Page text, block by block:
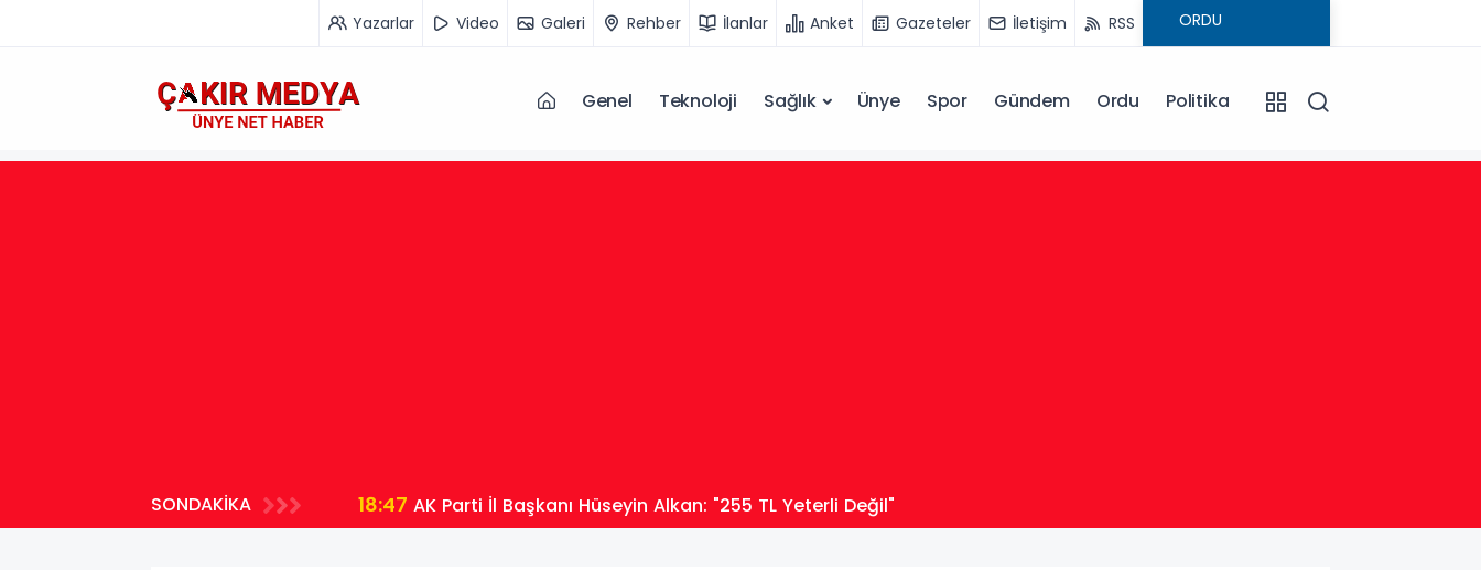
Yazarlar Video Galeri Rehber İlanlar Anket Gazeteler İletişim RSS
Genel Teknoloji Sağlık Ünye Spor Gündem Ordu Politika
SONDAKİKA 18:47 AK Parti İl Başkanı Hüseyin Alkan: "255 TL Yeterli Değil"